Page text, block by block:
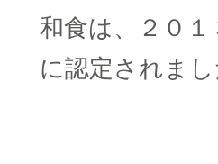
和食は、２０
に認定されまし